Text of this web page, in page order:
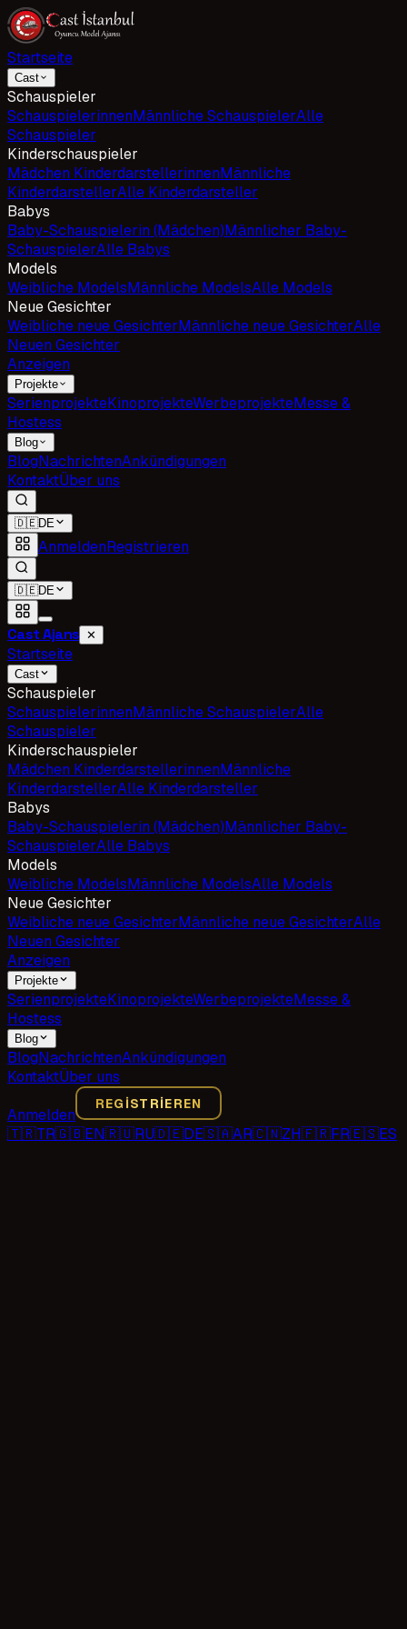
Startseite
Cast
Schauspieler
SchauspielerinnenMännliche SchauspielerAlle
Schauspieler
Kinderschauspieler
Mädchen KinderdarstellerinnenMännliche
KinderdarstellerAlle Kinderdarsteller
Babys
Baby-Schauspielerin (Mädchen)Männlicher Baby-
SchauspielerAlle Babys
Models
Weibliche ModelsMännliche ModelsAlle Models
Neue Gesichter
Weibliche neue GesichterMännliche neue GesichterAlle
Neuen Gesichter
Anzeigen
Projekte
SerienprojekteKinoprojekteWerbeprojekteMesse &
Hostess
Blog
BlogNachrichtenAnkündigungen
KontaktÜber uns
🇩🇪DE
AnmeldenRegistrieren
🇩🇪DE
Cast Ajans ✕
Startseite
Cast
Schauspieler
SchauspielerinnenMännliche SchauspielerAlle
Schauspieler
Kinderschauspieler
Mädchen KinderdarstellerinnenMännliche
KinderdarstellerAlle Kinderdarsteller
Babys
Baby-Schauspielerin (Mädchen)Männlicher Baby-
SchauspielerAlle Babys
Models
Weibliche ModelsMännliche ModelsAlle Models
Neue Gesichter
Weibliche neue GesichterMännliche neue GesichterAlle
Neuen Gesichter
Anzeigen
Projekte
SerienprojekteKinoprojekteWerbeprojekteMesse &
Hostess
Blog
BlogNachrichtenAnkündigungen
KontaktÜber uns
Anmelden
REGISTRIEREN
🇹🇷TR🇬🇧EN🇷🇺RU🇩🇪DE🇸🇦AR🇨🇳ZH🇫🇷FR🇪🇸ES